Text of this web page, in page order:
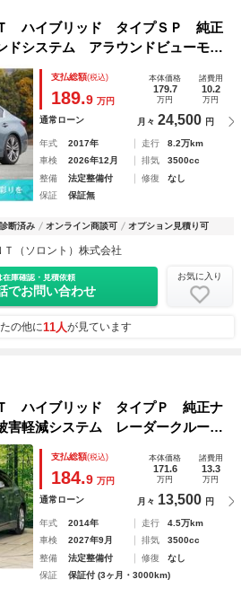
ハイブリッド タイプＳＰ 純正
ドシステム アラウンドビューモニ
ルーズ クリアランスソナー エマ
線逸脱警報 純正１９インチＡＷ
レス
支払総額(税込)
189.9 万円
本体価格
179.7
万円
諸費用
10.2
万円
通常ローン 月々 24,500 円
年式 2017年 走行
8.2万km
車検
2026年12月 排気
3500cc
整備
法定整備付 修復
なし
保証
保証無
断済み オンライン商談可 オプション見積り可
Ｔ（ソロント）株式会社
在庫確認・見積依頼
でお問い合わせ
お気に入り
の他に11人が見ています
ハイブリッド タイプＰ 純正ナ
軽減システム レーダークルー
ドラレコ コーナーセンサー ス
ビルトインＥＴＣ 純正１７イン
支払総額(税込)
184.9 万円
本体価格
171.6
万円
諸費用
13.3
万円
通常ローン 月々 13,500 円
年式 2014年 走行
4.5万km
車検
2027年9月 排気
3500cc
整備
法定整備付 修復
なし
保証
保証付 (3ヶ月・3000km)